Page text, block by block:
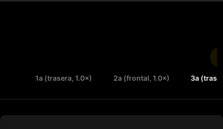
1a (trasera, 1.0×) 2a (frontal, 1.0×) 3a